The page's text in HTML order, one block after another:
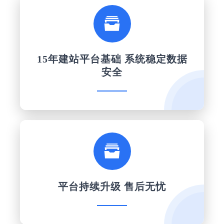

15年建站平台基础 系统稳定数据
安全

平台持续升级 售后无忧